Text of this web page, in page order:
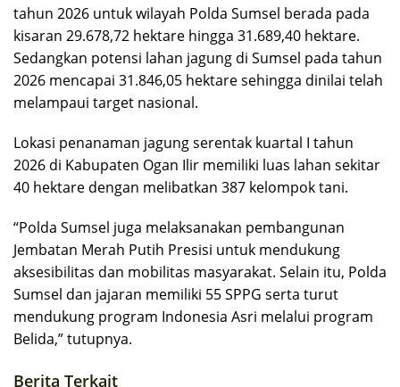
tahun 2026 untuk wilayah Polda Sumsel berada pada
kisaran 29.678,72 hektare hingga 31.689,40 hektare.
Sedangkan potensi lahan jagung di Sumsel pada tahun
2026 mencapai 31.846,05 hektare sehingga dinilai telah
melampaui target nasional.
Lokasi penanaman jagung serentak kuartal I tahun
2026 di Kabupaten Ogan Ilir memiliki luas lahan sekitar
40 hektare dengan melibatkan 387 kelompok tani.
“Polda Sumsel juga melaksanakan pembangunan
Jembatan Merah Putih Presisi untuk mendukung
aksesibilitas dan mobilitas masyarakat. Selain itu, Polda
Sumsel dan jajaran memiliki 55 SPPG serta turut
mendukung program Indonesia Asri melalui program
Belida,” tutupnya.
Berita Terkait